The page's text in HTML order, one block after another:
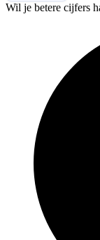
Wil je betere cijfers